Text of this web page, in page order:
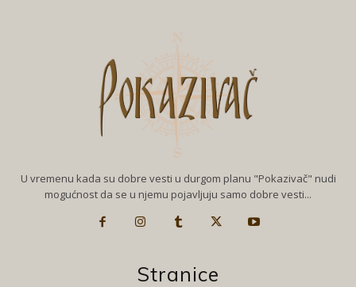
U vremenu kada su dobre vesti u durgom planu "Pokazivač" nudi
mogućnost da se u njemu pojavljuju samo dobre vesti...
Stranice